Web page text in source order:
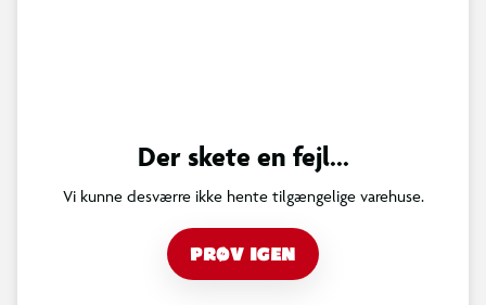
Der skete en fejl...
Vi kunne desværre ikke hente tilgængelige varehuse.
PRØV IGEN